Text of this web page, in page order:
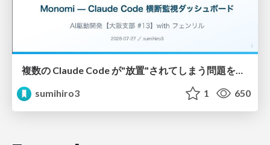
複数の Claude Code が"放置"されてしまう問題をCLI ダッシュボードを自作して解決した話
sumihiro3
1 650